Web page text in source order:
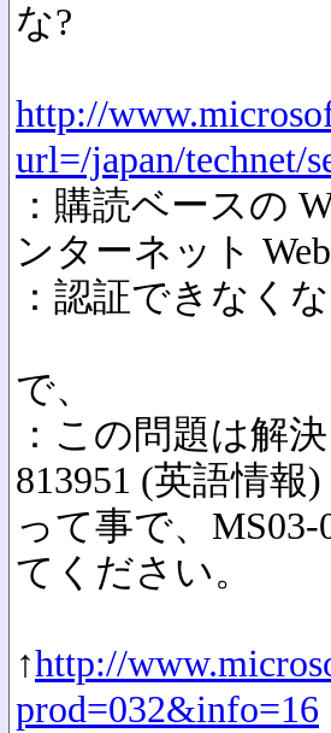
な?
http://
url=/japan/technet/
：購読ベースの
ンターネット
：認証できなく
で、
：この問題は解
813951 (英語情
って事で、
てください。
↑http://
prod=032&info=16